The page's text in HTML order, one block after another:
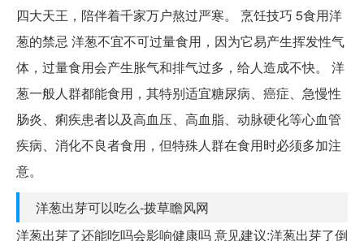
四大天王，陪伴着千家万户熬过严寒。 烹饪技巧 5食用洋
葱的禁忌 洋葱不宜不可过量食用，因为它易产生挥发性气
体，过量食用会产生胀气和排气过多，给人造成不快。 洋
葱一般人群都能食用，其特别适宜糖尿病、癌症、急慢性
肠炎、痢疾患者以及高血压、高血脂、动脉硬化等心血管
疾病、消化不良者食用，但特殊人群在食用时必须多加注
意。
洋葱出芽可以吃么-拨草瞻风网
洋葱出芽了还能吃吗会影响健康吗 意见建议:洋葱出芽了倒